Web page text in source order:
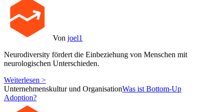
Von joel1
Neurodiversity fördert die Einbeziehung von Menschen mit
neurologischen Unterschieden.
Weiterlesen >
Unternehmenskultur und OrganisationWas ist Bottom-Up
Adoption?